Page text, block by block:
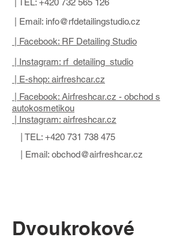
| TEL: +420 732 565 126
| Email: info@rfdetailingstudio.cz
| Facebook: RF Detailing Studio
| Instagram: rf_detailing_studio
| E-shop: airfreshcar.cz
| TEL: +420 731 738 475
| Email: obchod@airfreshcar.cz
| Facebook: Airfreshcar.cz - obchod s
autokosmetikou
| Instagram: airfreshcar.cz
Dvoukrokové